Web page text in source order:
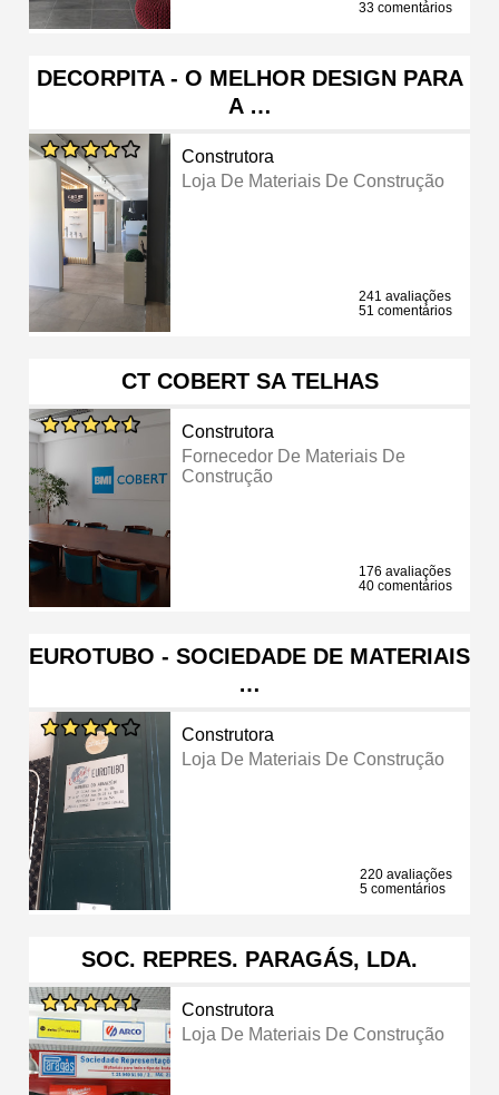
33 comentários
DECORPITA - O MELHOR DESIGN PARA
A …
Construtora
Loja De Materiais De Construção
241 avaliações
51 comentários
CT COBERT SA TELHAS
Construtora
Fornecedor De Materiais De
Construção
176 avaliações
40 comentários
EUROTUBO - SOCIEDADE DE MATERIAIS
…
Construtora
Loja De Materiais De Construção
220 avaliações
5 comentários
SOC. REPRES. PARAGÁS, LDA.
Construtora
Loja De Materiais De Construção